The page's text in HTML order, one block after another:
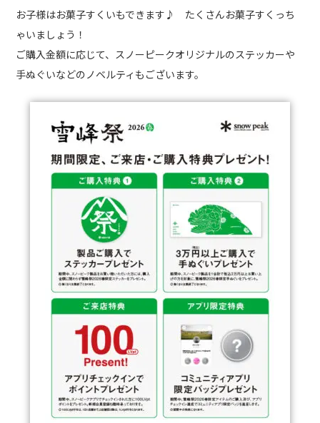
お子様はお菓子すくいもできます♪ たくさんお菓子すくっち
ゃいましょう！
ご購入金額に応じて、スノーピークオリジナルのステッカーや
手ぬぐいなどのノベルティもございます。